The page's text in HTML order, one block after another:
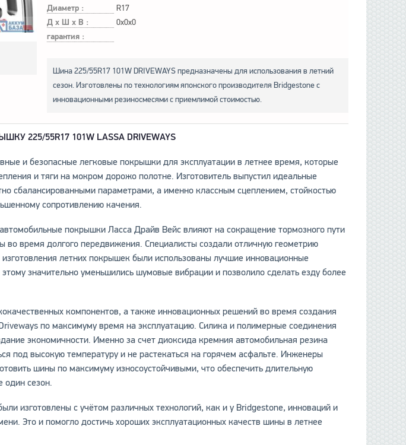
Диаметр : R17
Д х Ш х В : 0x0x0
гарантия :
Шина 225/55R17 101W DRIVEWAYS предназначены для использования в летний
сезон. Изготовлены по технологиям японского производителя Bridgestone с
инновационными резиносмесями с приемлимой стоимостью.
225/55R17 101W LASSA DRIVEWAYS
и безопасные легковые покрышки для эксплуатации в летнее время, которые
и тяги на мокром дорожо полотне. Изготовитель выпустил идеальные
сбалансированными параметрами, а именно классным сцеплением, стойкостью
сопротивлению качения.
покрышки Ласса Драйв Вейс влияют на сокращение тормозного пути
во время долгого передвижения. Специалисты создали отличную геометрию
летних покрышек были использованы лучшие инновационные
значительно уменьшились шумовые вибрации и позволило сделать езду более
компонентов, а также инновационных решений во время создания
по максимуму время на эксплуатацию. Силика и полимерные соединения
экономичности. Именно за счет диоксида кремния автомобильная резина
под высокую температуру и не растекаться на горячем асфальте. Инженеры
шины по максимуму износоустойчивыми, что обеспечить длительную
один сезон.
изготовлены с учётом различных технологий, как и у Bridgestonе, инноваций и
Это и помогло достичь хороших эксплуатационных качеств шины в летнее